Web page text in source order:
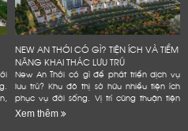
NEW AN THỚI CÓ GÌ? TIỆN ÍCH VÀ TIỀM
NĂNG KHAI THÁC LƯU TRÚ
New An Thới có gì để phát triển dịch vụ
lưu trú? Khu đô thị sở hữu nhiều tiện ích
phục vụ đời sống. Vị trí cũng thuận tiện
kết nối các điểm đến tại Nam đảo. Đây
là...
Xem thêm